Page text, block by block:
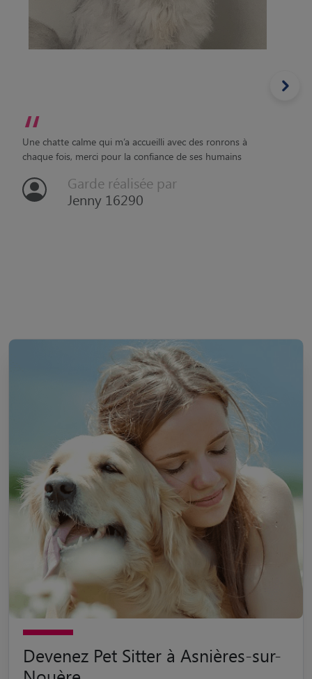
“
Une chatte calme qui m’a accueilli avec des ronrons à